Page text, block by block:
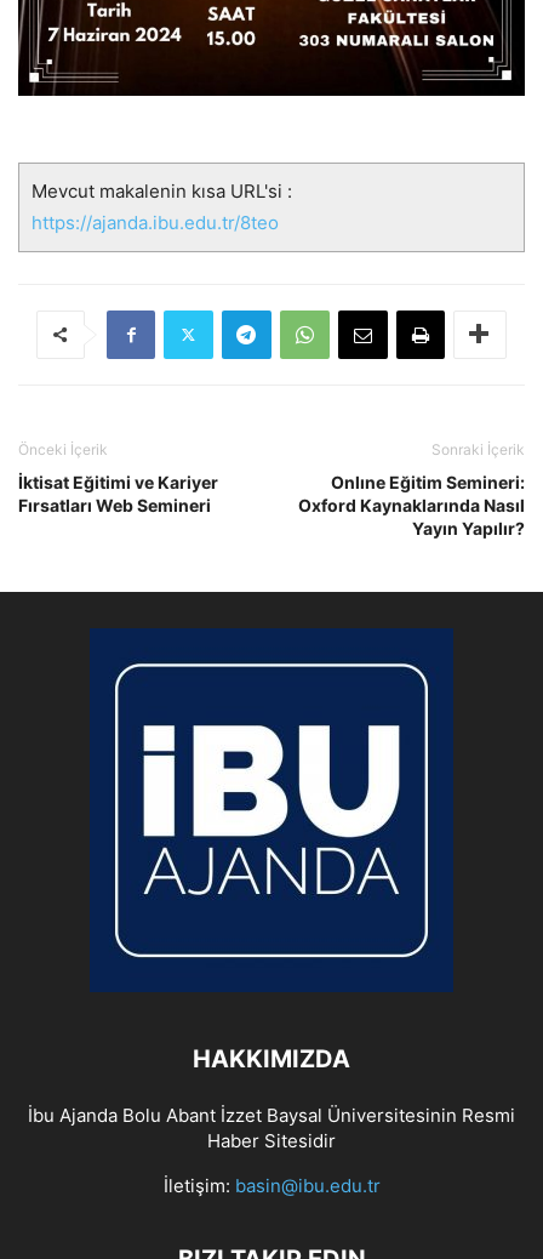
Mevcut makalenin kısa URL'si :
https://ajanda.ibu.edu.tr/8teo
Önceki İçerik
İktisat Eğitimi ve Kariyer
Fırsatları Web Semineri
Sonraki İçerik
Onlıne Eğitim Semineri:
Oxford Kaynaklarında Nasıl
Yayın Yapılır?
HAKKIMIZDA
İbu Ajanda Bolu Abant İzzet Baysal Üniversitesinin Resmi
Haber Sitesidir
İletişim: basin@ibu.edu.tr